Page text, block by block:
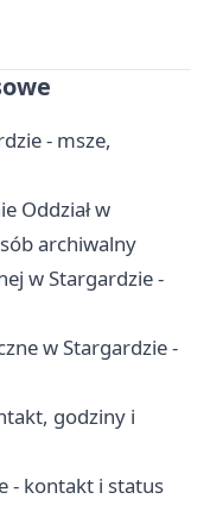
- msze,
Oddział w
archiwalny
w Stargardzie -
w Stargardzie -
godziny i
- kontakt i status